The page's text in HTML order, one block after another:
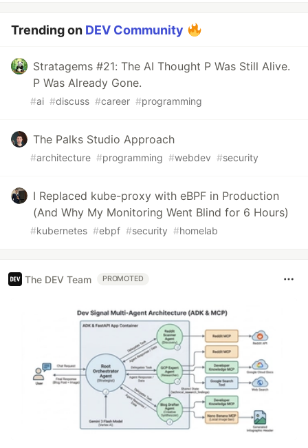
Trending on DEV Community
Stratagems #21: The AI Thought P Was Still Alive.
P Was Already Gone.
#ai #discuss #career #programming
The Palks Studio Approach
#architecture #programming #webdev #security
I Replaced kube-proxy with eBPF in Production
(And Why My Monitoring Went Blind for 6 Hours)
#kubernetes #ebpf #security #homelab
The DEV Team PROMOTED